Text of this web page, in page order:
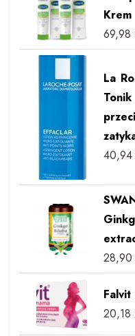
69,98
La
40,94
28,90
20,18